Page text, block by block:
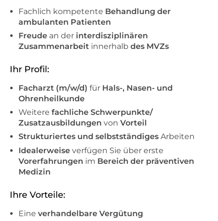
Fachlich kompetente Behandlung der
ambulanten Patienten
Freude an der interdisziplinären
Zusammenarbeit innerhalb des MVZs
Ihr Profil:
Facharzt (m/w/d) für Hals-, Nasen- und
Ohrenheilkunde
Weitere fachliche Schwerpunkte/
Zusatzausbildungen von Vorteil
Strukturiertes und selbstständiges Arbeiten
Idealerweise verfügen Sie über erste
Vorerfahrungen im Bereich der präventiven
Medizin
Ihre Vorteile:
Eine verhandelbare Vergütung